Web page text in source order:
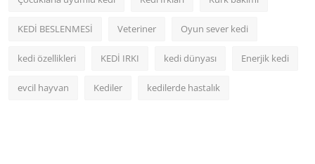
KEDİ BESLENMESİ Veteriner Oyun sever kedi
kedi özellikleri KEDİ IRKI kedi dünyası Enerjik kedi
evcil hayvan Kediler kedilerde hastalık